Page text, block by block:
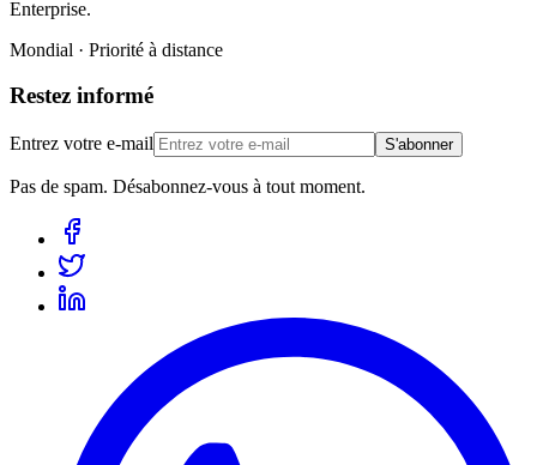
Enterprise.
Mondial · Priorité à distance
Restez informé
Entrez votre e-mail S'abonner
Pas de spam. Désabonnez-vous à tout moment.